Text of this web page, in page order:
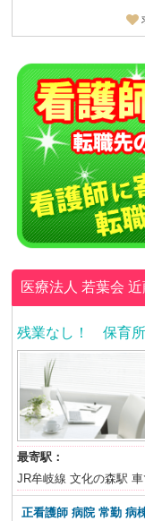
医療法人 若葉会近
残業なし！ 保育
最寄駅：
JR牟岐線 文化の森駅 車
正看護師 病院 常勤 病